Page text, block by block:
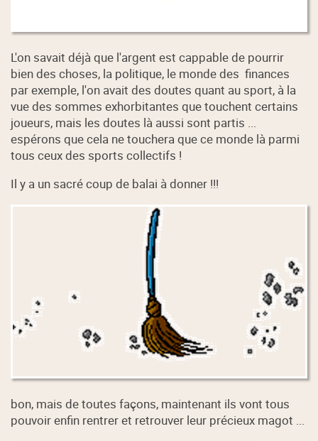
L'on savait déjà que l'argent est cappable de pourrir
bien des choses, la politique, le monde des finances
par exemple, l'on avait des doutes quant au sport, à la
vue des sommes exhorbitantes que touchent certains
joueurs, mais les doutes là aussi sont partis ...
espérons que cela ne touchera que ce monde là parmi
tous ceux des sports collectifs !
Il y a un sacré coup de balai à donner !!!
bon, mais de toutes façons, maintenant ils vont tous
pouvoir enfin rentrer et retrouver leur précieux magot ...